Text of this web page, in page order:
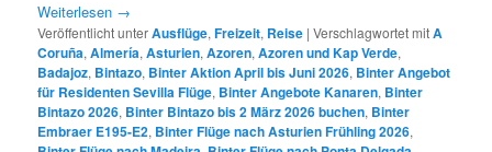
Weiterlesen →
Veröffentlicht unterAusflüge,Freizeit, Reise |Verschlagwortet mitA
Coruña,Almería,Asturien,Azoren,Azoren und Kap Verde,
Badajoz, Bintazo, Binter Aktion April bis Juni 2026, Binter Angebot
für Residenten Sevilla Flüge, Binter Angebote Kanaren, Binter
Bintazo 2026, Binter Bintazo bis 2 März 2026 buchen, Binter
Embraer E195-E2, Binter Flüge nach Asturien Frühling 2026,